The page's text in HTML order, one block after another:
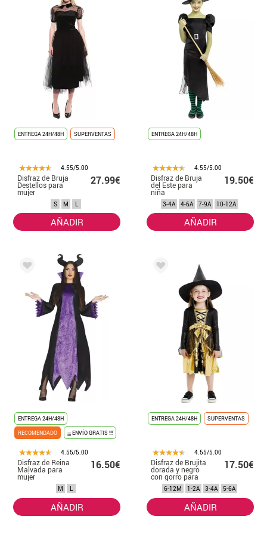
ENTREGA 24H/48H SUPERVENTAS
4.55/5.00
Disfraz de Bruja
Destellos para
mujer
27.99€
S M L
AÑADIR
ENTREGA 24H/48H
4.55/5.00
Disfraz de Bruja
del Este para
niña
19.50€
3-4A 4-6A 7-9A 10-12A
AÑADIR
ENTREGA 24H/48H
RECOMENDADO
¡¡¡ ENVÍO GRATIS !!!
4.55/5.00
Disfraz de Reina
Malvada para
mujer
16.50€
M L
AÑADIR
ENTREGA 24H/48H SUPERVENTAS
4.55/5.00
Disfraz de Brujita
dorada y negro
con gorro para
bebé y niña
17.50€
6-12M 1-2A 3-4A 5-6A
AÑADIR